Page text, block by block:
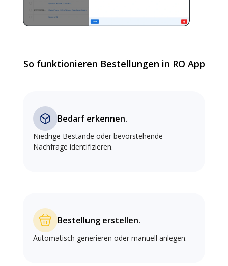
So funktionieren Bestellungen in RO App
Bedarf erkennen.
Niedrige Bestände oder bevorstehende
Nachfrage identifizieren.
Bestellung erstellen.
Automatisch generieren oder manuell anlegen.